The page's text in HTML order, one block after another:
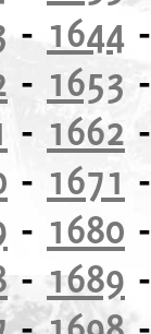
- 1644
- 1653
- 1662
- 1671
- 1680
- 1689